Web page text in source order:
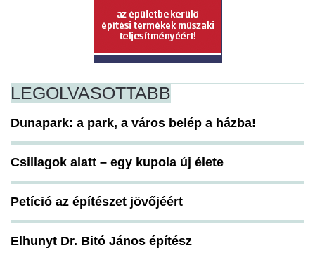
LEGOLVASOTTABB
Dunapark: a park, a város belép a házba!
Csillagok alatt – egy kupola új élete
Petíció az építészet jövőjéért
Elhunyt Dr. Bitó János építész